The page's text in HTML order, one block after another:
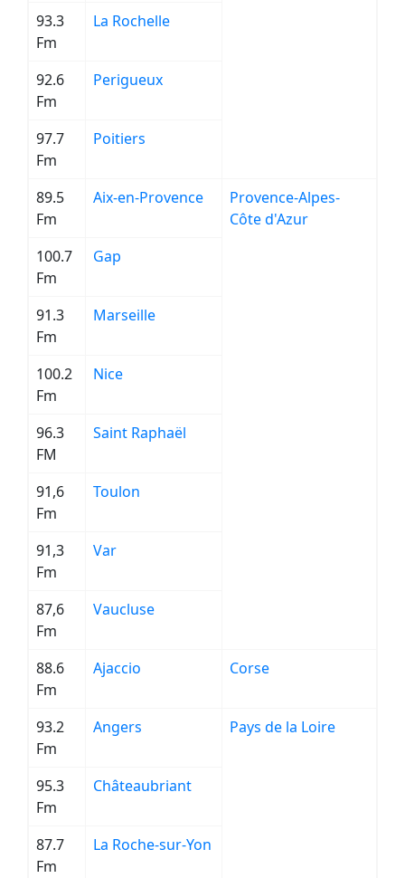
93.3
Fm
La Rochelle
92.6
Fm
Perigueux
97.7
Fm
Poitiers
89.5
Fm
Aix-en-Provence
Provence-Alpes-
Côte d'Azur
100.7
Fm
Gap
91.3
Fm
Marseille
100.2
Fm
Nice
96.3
FM
Saint Raphaël
91,6
Fm
Toulon
91,3
Fm
Var
87,6
Fm
Vaucluse
88.6
Fm
Ajaccio Corse
93.2
Fm
Angers Pays de la Loire
95.3
Fm
Châteaubriant
87.7
Fm
La Roche-sur-Yon